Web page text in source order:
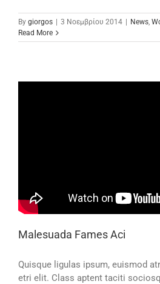
By giorgos | 3 Νοεμβρίου 2014 | News,
Read More
Malesuada Fames Aci
Quisque ligulas ipsum, euismod
etri elit. Class aptent taciti